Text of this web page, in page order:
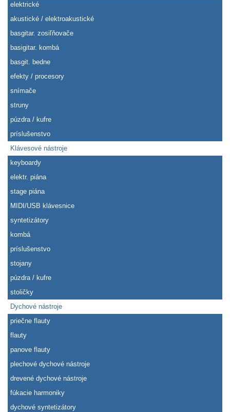
elektrické
akustické / elektroakustické
basgitar. zosiľňovače
basigitar. kombá
basgit. bedne
efekty / procesory
snímače
struny
púzdra / kufre
príslušenstvo
Klávesové nástroje
keyboardy
elektr. piána
stage piána
MIDI/USB klávesnice
syntetizátory
kombá
príslušenstvo
stojany
púzdra / kufre
stoličky
Dychové nástroje
priečne flauty
flauty
panove flauty
plechové dychové nástroje
drevené dychové nástroje
fúkacie harmoniky
dychové syntetizátory